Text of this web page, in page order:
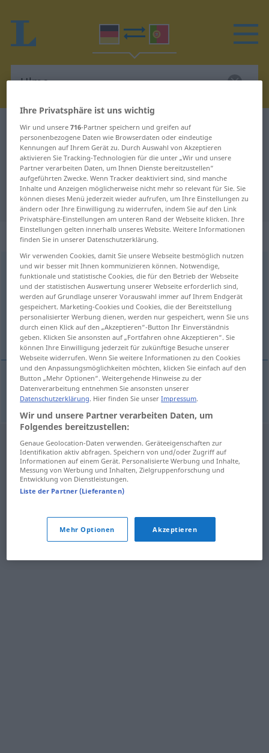
Deutsch-Portugiesisch Wörterbuch
Deutsch-Portugiesisch
Übersetzung für "Ulme"
"Ulme" Portugiesisch Übersetzung
„Ulme“: Femininum
Ulme [ˈʊlmə]f
Übersicht aller Übersetzungen
(Für mehr Details die Übersetzung anklicken/antippen)
olmeiro
olm(eir)om Ulme
Ihre Privatsphäre ist uns wichtig
Wir und unsere716-Partner speichern und greifen auf
personenbezogene Daten wie Browserdaten oder eindeutige
Kennungen auf Ihrem Gerät zu. Durch Auswahl von Akzeptieren
aktivieren Sie Tracking-Technologien für die unter „Wir und unsere
Partner verarbeiten Daten, um Ihnen Dienste bereitzustellen“
aufgeführten Zwecke. Wenn Tracker deaktiviert sind, sind manche
Inhalte und Anzeigen möglicherweise nicht mehr so relevant für Sie. Sie
können dieses Menü jederzeit wieder aufrufen, um Ihre Einstellungen zu
ändern oder Ihre Einwilligung zu widerrufen, indem Sie auf den Link
Privatsphäre-Einstellungen am unteren Rand der Webseite klicken. Ihre
Einstellungen gelten innerhalb unseres Website. Weitere Informationen
finden Sie in unserer Datenschutzerklärung.
Wir verwenden Cookies, damit Sie unsere Webseite bestmöglich nutzen
und wir besser mit Ihnen kommunizieren können. Notwendige,
funktionale und statistische Cookies, die für den Betrieb der Webseite
und der statistischen Auswertung unserer Webseite erforderlich sind,
werden auf Grundlage unserer Vorauswahl immer auf Ihrem Endgerät
gespeichert. Marketing-Cookies und Cookies, die der Bereitstellung
personalisierter Werbung dienen, werden nur gespeichert, wenn Sie uns
durch einen Klick auf den „Akzeptieren“-Button Ihr Einverständnis
geben. Klicken Sie ansonsten auf „Fortfahren ohne Akzeptieren“. Sie
können Ihre Einwilligung jederzeit für zukünftige Besuche unserer
Webseite widerrufen. Wenn Sie weitere Informationen zu den Cookies
und den Anpassungsmöglichkeiten möchten, klicken Sie einfach auf den
Button „Mehr Optionen“. Weitergehende Hinweise zu der
Datenverarbeitung entnehmen Sie ansonsten unserer
Datenschutzerklärung. Hier finden Sie unserImpressum.
Wir und unsere Partner verarbeiten Daten, um
Folgendes bereitzustellen:
Genaue Geolocation-Daten verwenden. Geräteeigenschaften zur
Identifikation aktiv abfragen. Speichern von und/oder Zugriff auf
Informationen auf einem Gerät. Personalisierte Werbung und Inhalte,
Messung von Werbung und Inhalten, Zielgruppenforschung und
Entwicklung von Dienstleistungen.
Liste der Partner (Lieferanten)
Mehr Optionen Akzeptieren